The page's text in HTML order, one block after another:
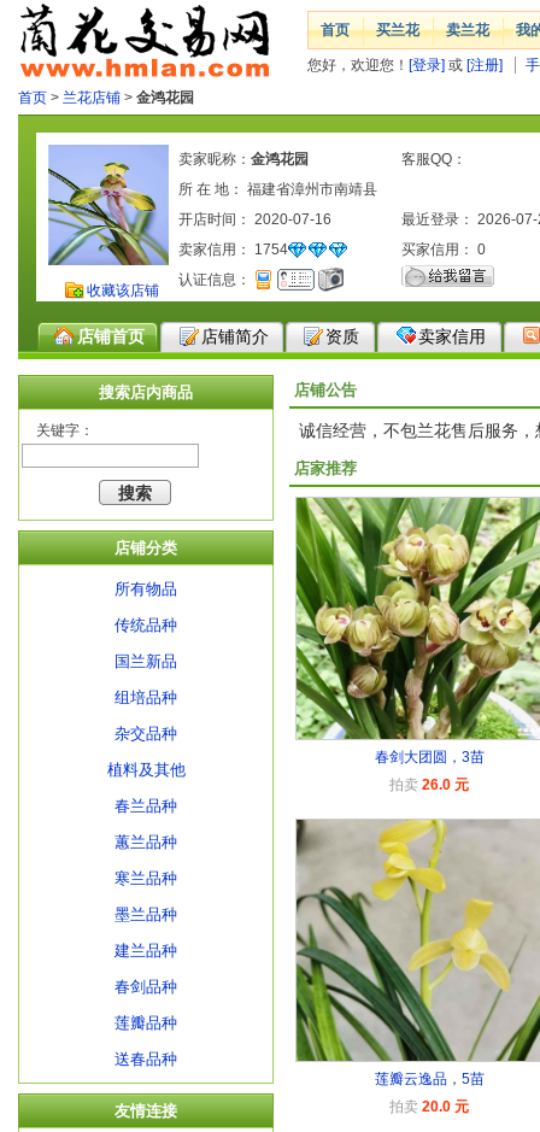
首页 买兰花 卖兰花 我
您好，欢迎您！ [登录] 或 [注册]
首页 > 兰花店铺 > 金鸿花园
收藏该店铺
卖家昵称： 金鸿花园
客服QQ：
所 在 地： 福建省漳州市南靖县
开店时间： 2020-07-16
最近登录： 2026-
卖家信用： 1754 买家信用： 0
认证信息：
店铺首页 店铺简介 资质 卖家信用
搜索店内商品
关键字：
店铺分类
所有物品
传统品种
国兰新品
组培品种
杂交品种
植料及其他
春兰品种
蕙兰品种
寒兰品种
墨兰品种
建兰品种
春剑品种
莲瓣品种
送春品种
友情连接
店铺公告
诚信经营，不包兰花售后服务
店家推荐
春剑大团圆，3苗
拍卖 26.0 元
莲瓣云逸品，5苗
拍卖 20.0 元